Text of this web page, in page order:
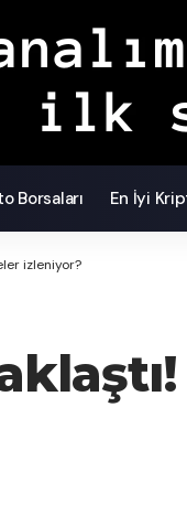
Borsaları En İyi
izleniyor?